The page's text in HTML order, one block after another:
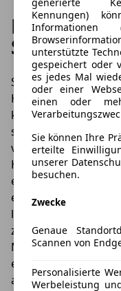
Hilfe
Schmutz
Spülmittel ist ein
Hausmittel zur
kostenintensiven
sich noch ein
verschiedenen
Hartnäckiger
entfernen. Achten
es sich dabei um
lassen sich
zehnminütiger
Mikrofasertuches
entfernen. Spülen
ab, damit keine
Kennungen)
unterstützte
gespeichert oder
es jedes Mal
oder einer
einen oder
Sie können Ihre
erteilte
unserer
besuchen.
Zwecke
Genaue
Scannen von
Personalisierte
Werbeleistung